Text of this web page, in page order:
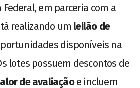
Federal, em parceria com a
realizando um leilão de
disponíveis na
lotes possuem descontos de
de avaliaçãoe incluem